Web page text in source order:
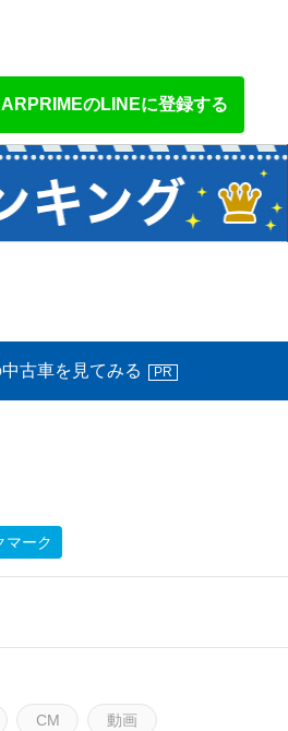
のLINEに登録する
古車を見てみる PR
マーク
CM 動画